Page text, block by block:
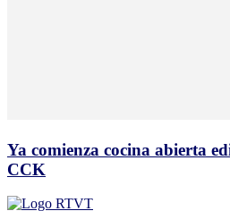
Ya comienza cocina abierta
CCK